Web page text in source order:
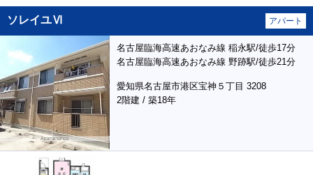
ソレイユⅥ アパート
名古屋臨海高速あおなみ線 稲永駅/徒歩17分
名古屋臨海高速あおなみ線 野跡駅/徒歩21分
愛知県名古屋市港区宝神５丁目 3208
2階建 / 築18年